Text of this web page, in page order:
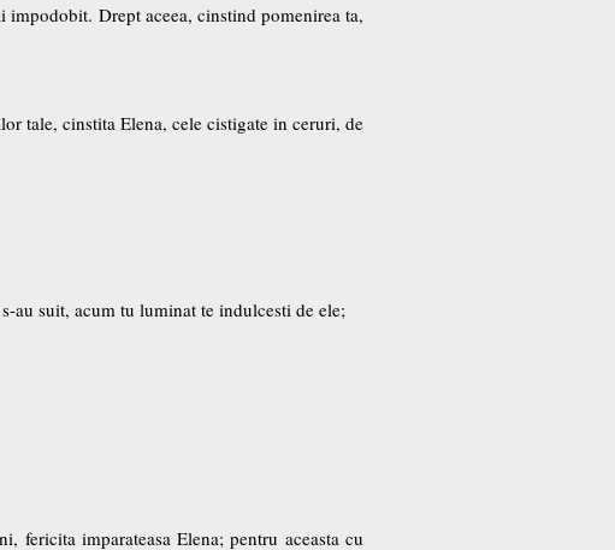
Drept aceea, cinstind pomenirea ta,
tale, cinstita Elena, cele cistigate in ceruri, de
au suit, acum tu luminat te indulcesti de ele;
fericita imparateasa Elena; pentru aceasta cu